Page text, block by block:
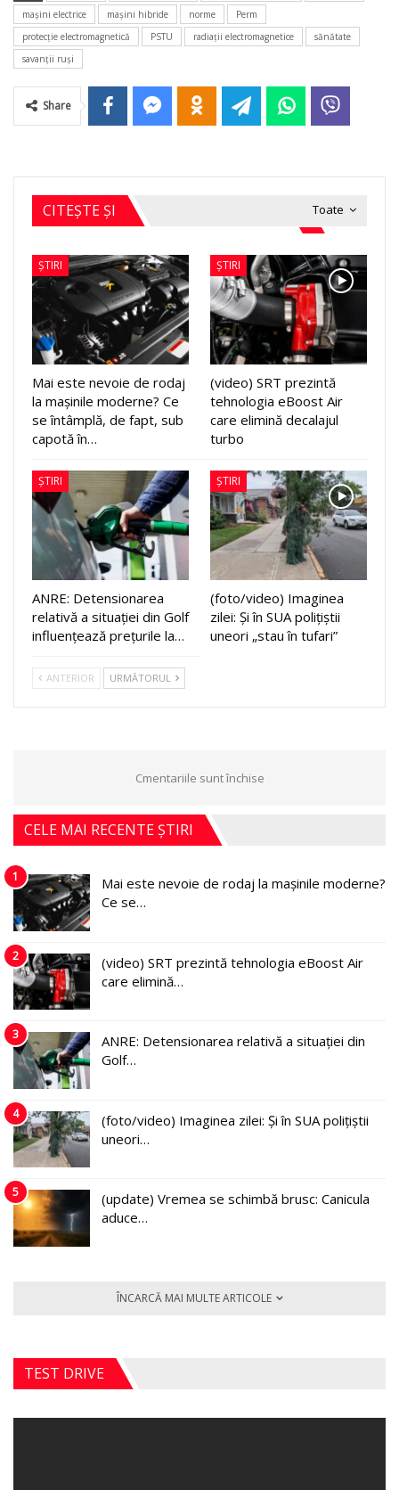
mașini electrice
mașini hibride norme
Perm
protecție electromagnetică
PSTU radiații electromagnetice
sănătate
savanții ruși
Share
Toate
CITEȘTE ȘI
ȘTIRI
Mai este nevoie de rodaj
la mașinile moderne? Ce
se întâmplă, de fapt, sub
capotă în…
ȘTIRI
(video) SRT prezintă
tehnologia eBoost Air
care elimină decalajul
turbo
ȘTIRI
ANRE: Detensionarea
relativă a situației din Golf
influențează prețurile la…
ȘTIRI
(foto/video) Imaginea
zilei: Și în SUA polițiștii
uneori „stau în tufari”
ANTERIOR URMĂTORUL
Cmentariile sunt închise
CELE MAI RECENTE ȘTIRI
1
Mai este nevoie de rodaj la mașinile moderne?
Ce se…
2
(video) SRT prezintă tehnologia eBoost Air
care elimină…
3
ANRE: Detensionarea relativă a situației din
Golf…
4
(foto/video) Imaginea zilei: Și în SUA polițiștii
uneori…
5
(update) Vremea se schimbă brusc: Canicula
aduce…
ÎNCARCĂ MAI MULTE ARTICOLE
TEST DRIVE